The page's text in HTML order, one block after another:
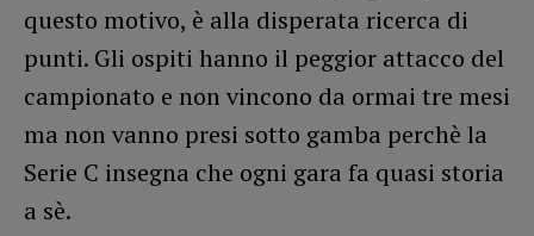
questo motivo, è alla disperata ricerca di
punti. Gli ospiti hanno il peggior attacco del
campionato e non vincono da ormai tre mesi
ma non vanno presi sotto gamba perchè la
Serie C insegna che ogni gara fa quasi storia
a sè.